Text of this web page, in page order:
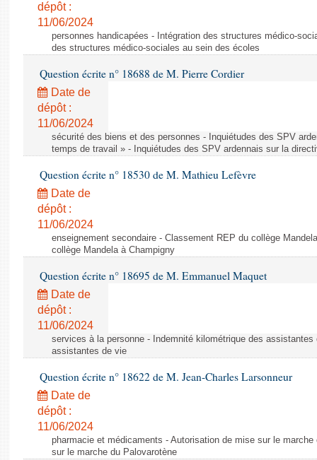
dépôt :
11/06/2024
personnes handicapées - Intégration des structures médico-
des structures médico-sociales au sein des écoles
Question écrite n° 18688 de M. Pierre Cordier
Date de
dépôt :
11/06/2024
sécurité des biens et des personnes - Inquiétudes des SPV
temps de travail » - Inquiétudes des SPV ardennais sur la
Question écrite n° 18530 de M. Mathieu Lefèvre
Date de
dépôt :
11/06/2024
enseignement secondaire - Classement REP du collège
collège Mandela à Champigny
Question écrite n° 18695 de M. Emmanuel Maquet
Date de
dépôt :
11/06/2024
services à la personne - Indemnité kilométrique des
assistantes de vie
Question écrite n° 18622 de M. Jean-Charles Larsonneur
Date de
dépôt :
11/06/2024
pharmacie et médicaments - Autorisation de mise sur le
sur le marche du Palovarotène